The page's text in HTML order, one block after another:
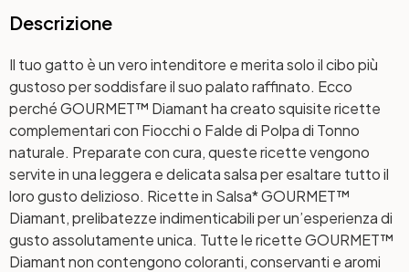
Descrizione
Il tuo gatto è un vero intenditore e merita solo il cibo più
gustoso per soddisfare il suo palato raffinato. Ecco
perché GOURMET™ Diamant ha creato squisite ricette
complementari con Fiocchi o Falde di Polpa di Tonno
naturale. Preparate con cura, queste ricette vengono
servite in una leggera e delicata salsa per esaltare tutto il
loro gusto delizioso. Ricette in Salsa* GOURMET™
Diamant, prelibatezze indimenticabili per un’esperienza di
gusto assolutamente unica. Tutte le ricette GOURMET™
Diamant non contengono coloranti, conservanti e aromi